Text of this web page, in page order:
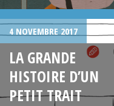
4 NOVEMBRE 2017
LA GRANDE
HISTOIRE D’UN
PETIT TRAIT